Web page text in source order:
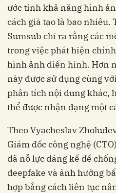
ước tính khả năng hình
cách giả tạo là bao nhiêu.
Sumsub chỉ ra rằng các
trong việc phát hiện
hình ảnh điển hình. Hơn
này được sử dụng cùng
phân tích nội dung khác,
thể được nhận dạng một
Theo Vyacheslav
Giám đốc công nghệ
đã nỗ lực đáng kể để
deepfake và ảnh hưởng
hợp bằng cách liên tục